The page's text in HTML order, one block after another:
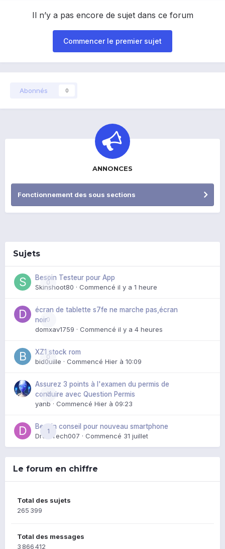
Il n’y a pas encore de sujet dans ce forum
Commencer le premier sujet
Abonnés 0
ANNONCES
Fonctionnement des sous sections
Sujets
0
Besoin Testeur pour App
Skinshoot80 · Commencé il y a 1 heure
0
écran de tablette s7fe ne marche pas,écran
noir
domxav1759 · Commencé il y a 4 heures
0
XZ1 stock rom
bid0uille · Commencé Hier à 10:09
0
Assurez 3 points à l'examen du permis de
conduire avec Question Permis
yanb · Commencé Hier à 09:23
1
Besoin conseil pour nouveau smartphone
DroidTech007 · Commencé 31 juillet
Le forum en chiffre
Total des sujets
265 399
Total des messages
3 866 412